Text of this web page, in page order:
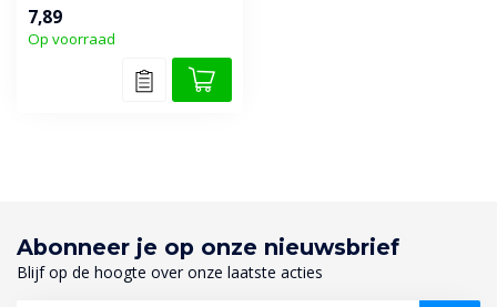
aanvangshechti...
7,89
Op voorraad
Abonneer je op onze nieuwsbrief
Blijf op de hoogte over onze laatste acties